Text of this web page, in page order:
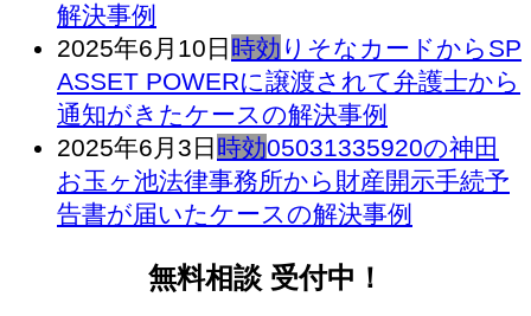
解決事例
2025年6月10日 時効 りそなカードからSP
ASSET POWERに譲渡されて弁護士から
通知がきたケースの解決事例
2025年6月3日 時効05031335920の神田
お玉ヶ池法律事務所から財産開示手続予
告書が届いたケースの解決事例
無料相談 受付中！